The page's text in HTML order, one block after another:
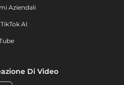
Aziendali
AI
Di Video